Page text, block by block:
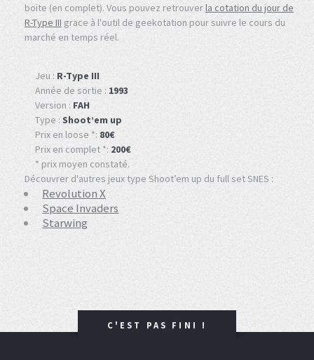
boite (en complet). Vous pouvez retrouverla cotation du jour de
R-Type III grace à l'outil de geekotation pour suivre le cours du
marché en temps réel.
Jeu : R-Type III
Année de sortie : 1993
Version : FAH
Type : Shoot’em up
Prix en loose *: 80€
Prix en complet *: 200€
* prix moyen constaté.
Découvrer d'autres jeux type Shoot’em up du full set SNES :
Revolution X
Space Invaders
Starwing
C'EST PAS FINI !